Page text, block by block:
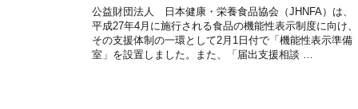
公益財団法人 日本健康・栄養食品協会（JHNFA）は、
平成27年4月に施行される食品の機能性表示制度に向け、
その支援体制の一環として2月1日付で「機能性表示準備
室」を設置しました。また、「届出支援相談 …